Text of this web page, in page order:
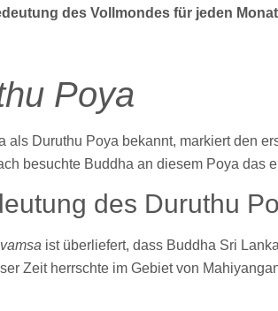
des Vollmondes für jeden
Poya
als Duruthu Poya bekannt, markiert den
besuchte Buddha an diesem Poya das
des Duruthu
ist überliefert, dass Buddha Sri
Zeit herrschte im Gebiet von